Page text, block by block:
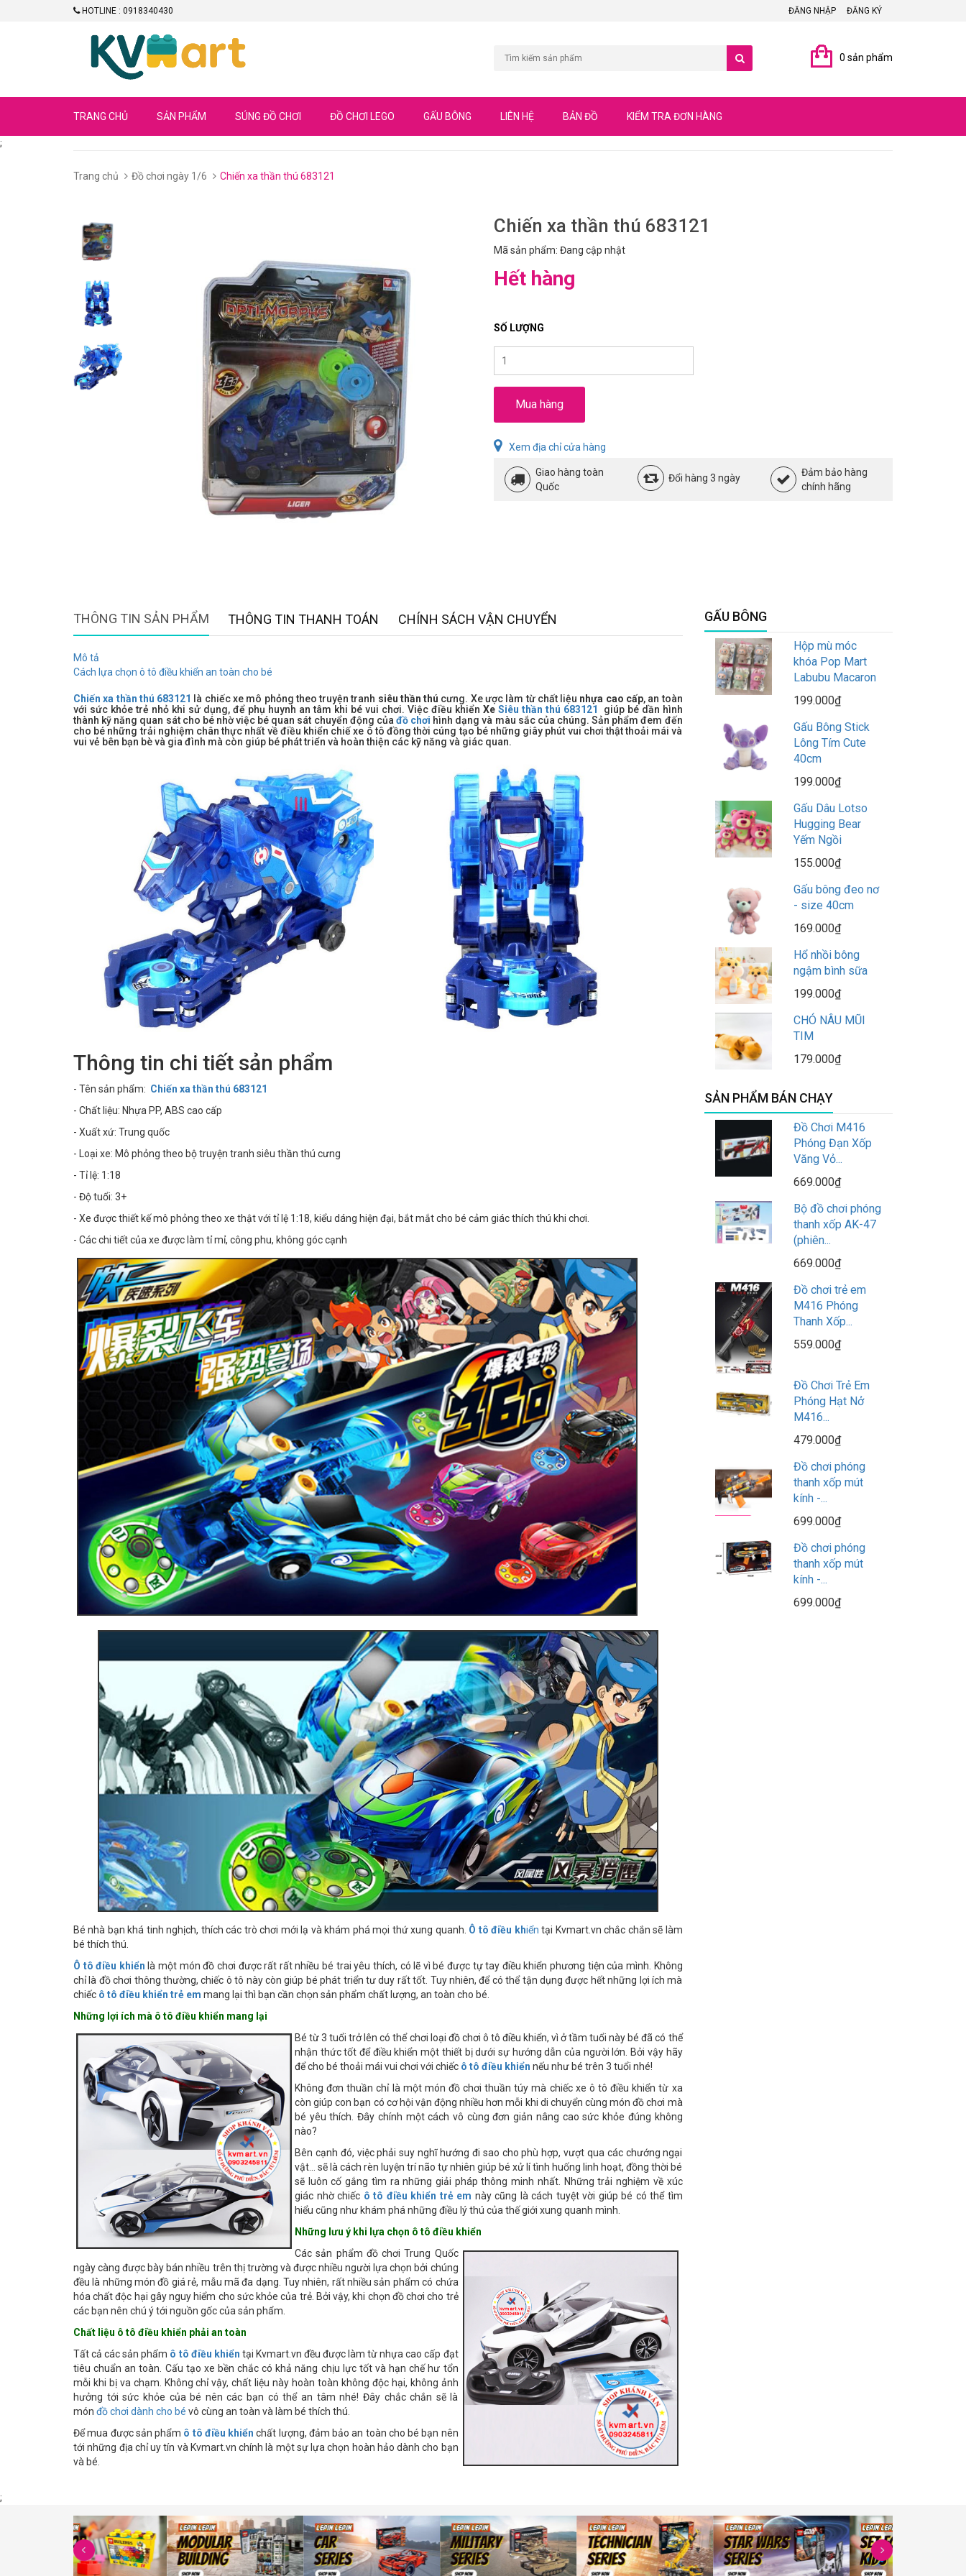
HOTLINE : 0918340430 ĐĂNG NHẬP ĐĂNG KÝ
0 sản phẩm
TRANG CHỦ SẢN PHẨM SÚNG ĐỒ CHƠI ĐỒ CHƠI LEGO GẤU BÔNG LIÊN HỆ BẢN ĐỒ KIỂM TRA ĐƠN HÀNG
;
Trang chủ Đồ chơi ngày 1/6 Chiến xa thần thú 683121
Chiến xa thần thú 683121
Mã sản phẩm: Đang cập nhật
Hết hàng
SỐ LƯỢNG
Mua hàng
Xem địa chỉ cửa hàng
Giao hàng toàn
Quốc
Đổi hàng 3 ngày
Đảm bảo hàng
chính hãng
THÔNG TIN SẢN PHẨM THÔNG TIN THANH TOÁN CHÍNH SÁCH VẬN CHUYỂN
Mô tả
Cách lựa chọn ô tô điều khiển an toàn cho bé
Chiến xa thần thú 683121 là chiếc xe mô phỏng theo truyện tranh siêu thần thú cưng. Xe ược làm từ chất liệu nhựa cao cấp, an toàn
với sức khỏe trẻ nhỏ khi sử dụng, để phụ huynh an tâm khi bé vui chơi. Việc điều khiển Xe Siêu thần thú 683121
giúp bé dần hình
thành kỹ năng quan sát cho bé nhờ việc bé quan sát chuyển động của đồ chơi hình dạng và màu sắc của chúng. Sản phẩm đem đến
cho bé những trải nghiệm chân thực nhất về điều khiển chiế xe ô tô đồng thời cúng tạo bé những giây phút vui chơi thật thoải mái và
vui vẻ bên bạn bè và gia đình mà còn giúp bé phát triển và hoàn thiện các kỹ năng và giác quan.
Thông tin chi tiết sản phẩm
- Tên sản phẩm: Chiến xa thần thú 683121
- Chất liệu: Nhựa PP, ABS cao cấp
- Xuất xứ: Trung quốc
- Loại xe: Mô phỏng theo bộ truyện tranh siêu thần thú cưng
- Tỉ lệ: 1:18
- Độ tuổi: 3+
- Xe được thiết kế mô phỏng theo xe thật với tỉ lệ 1:18, kiểu dáng hiện đại, bắt mắt cho bé cảm giác thích thú khi chơi.
- Các chi tiết của xe được làm tỉ mỉ, công phu, không góc cạnh
Bé nhà bạn khá tinh nghịch, thích các trò chơi mới lạ và khám phá mọi thứ xung quanh. Ô tô điều khiển tại Kvmart.vn chắc chắn sẽ làm
bé thích thú.
Ô tô điều khiển là một món đồ chơi được rất rất nhiều bé trai yêu thích, có lẽ vì bé được tự tay điều khiển phương tiện của mình. Không
chỉ là đồ chơi thông thường, chiếc ô tô này còn giúp bé phát triển tư duy rất tốt. Tuy nhiên, để có thể tận dụng được hết những lợi ích mà
chiếc ô tô điều khiển trẻ em mang lại thì bạn cần chọn sản phẩm chất lượng, an toàn cho bé.
Những lợi ích mà ô tô điều khiển mang lại
Bé từ 3 tuổi trở lên có thể chơi loại đồ chơi ô tô điều khiển, vì ở tầm tuổi này bé đã có thể
nhận thức tốt để điều khiển một thiết bị dưới sự hướng dẫn của người lớn. Bởi vậy hãy
để cho bé thoải mái vui chơi với chiếc ô tô điều khiển nếu như bé trên 3 tuổi nhé!
Không đơn thuần chỉ là một món đồ chơi thuần túy mà chiếc xe ô tô điều khiển từ xa
còn giúp con bạn có cơ hội vận động nhiều hơn mỗi khi di chuyển cùng món đồ chơi mà
bé yêu thích. Đây chính một cách vô cùng đơn giản nâng cao sức khỏe đúng không
nào?
Bên cạnh đó, việc phải suy nghĩ hướng đi sao cho phù hợp, vượt qua các chướng ngại
vật… sẽ là cách rèn luyện trí não tự nhiên giúp bé xử lí tình huống linh hoạt, đồng thời bé
sẽ luôn cố gắng tìm ra những giải pháp thông minh nhất. Những trải nghiệm về xúc
giác nhờ chiếc ô tô điều khiển trẻ em này cũng là cách tuyệt vời giúp bé có thể tìm
hiểu cũng như khám phá những điều lý thú của thế giới xung quanh mình.
Những lưu ý khi lựa chọn ô tô điều khiển
Các sản phẩm đồ chơi Trung Quốc
ngày càng được bày bán nhiều trên thị trường và được nhiều người lựa chọn bởi chúng
đều là những món đồ giá rẻ, mẫu mã đa dạng. Tuy nhiên, rất nhiều sản phẩm có chứa
hóa chất độc hại gây nguy hiểm cho sức khỏe của trẻ. Bởi vậy, khi chọn đồ chơi cho trẻ
các bạn nên chú ý tới nguồn gốc của sản phẩm.
Chất liệu ô tô điều khiển phải an toàn
Tất cả các sản phẩm ô tô điều khiển tại Kvmart.vn đều được làm từ nhựa cao cấp đạt
tiêu chuẩn an toàn. Cấu tạo xe bền chắc có khả năng chịu lực tốt và hạn chế hư tổn
mỗi khi bị va chạm. Không chỉ vậy, chất liệu này hoàn toàn không độc hại, không ảnh
hưởng tới sức khỏe của bé nên các bạn có thể an tâm nhé! Đây chắc chắn sẽ là
món đồ chơi dành cho bé vô cùng an toàn và làm bé thích thú.
Để mua được sản phẩm ô tô điều khiển chất lượng, đảm bảo an toàn cho bé bạn nên
tới những địa chỉ uy tín và Kvmart.vn chính là một sự lựa chọn hoàn hảo dành cho bạn
và bé.
GẤU BÔNG
Hộp mù móc
khóa Pop Mart
Labubu Macaron
199.000₫
Gấu Bông Stick
Lông Tím Cute
40cm
199.000₫
Gấu Dâu Lotso
Hugging Bear
Yếm Ngồi
155.000₫
Gấu bông đeo nơ
- size 40cm
169.000₫
Hổ nhồi bông
ngậm bình sữa
199.000₫
CHÓ NÂU MŨI
TIM
179.000₫
SẢN PHẨM BÁN CHẠY
Đồ Chơi M416
Phóng Đạn Xốp
Văng Vỏ...
669.000₫
Bộ đồ chơi phóng
thanh xốp AK-47
(phiên...
669.000₫
Đồ chơi trẻ em
M416 Phóng
Thanh Xốp...
559.000₫
Đồ Chơi Trẻ Em
Phóng Hạt Nở
M416...
479.000₫
Đồ chơi phóng
thanh xốp mút
kính -...
699.000₫
Đồ chơi phóng
thanh xốp mút
kính -...
699.000₫
;